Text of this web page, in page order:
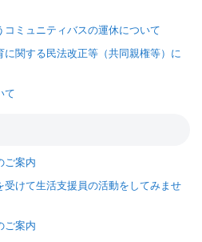
ミュニティバスの運休について
関する民法改正等（共同親権等）に
て
ご案内
受けて生活支援員の活動をしてみませ
ご案内